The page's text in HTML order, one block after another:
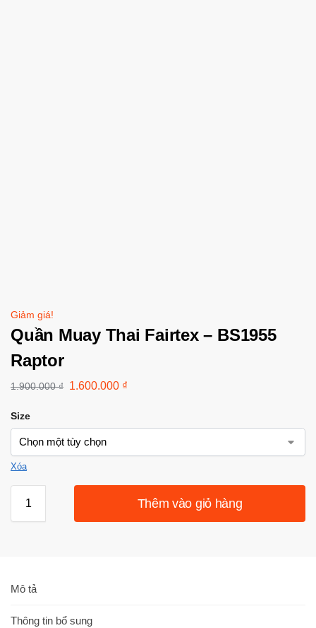
Giảm giá!
Quần Muay Thai Fairtex – BS1955
Raptor
1.900.000₫ 1.600.000 ₫
Size
Xóa
Thêm vào giỏ hàng
Mô tả
Thông tin bổ sung